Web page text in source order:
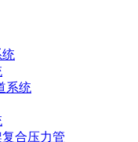
统
系统
合压力管